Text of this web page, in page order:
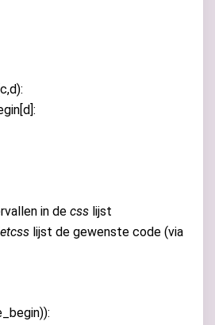
c,d):
d ]:
in de css lijst
lijst de gewenste code (via
)):